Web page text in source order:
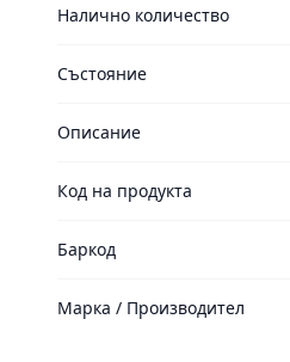
Налично количество
Състояние
Описание
Код на продукта
Баркод
Марка / Производител